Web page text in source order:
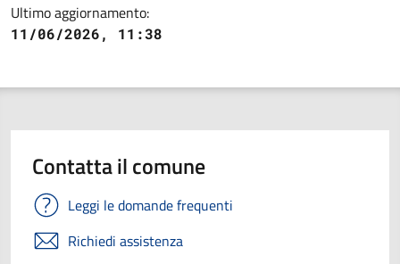
Ultimo aggiornamento:
11/06/2026, 11:38
Contatta il comune
Leggi le domande frequenti
Richiedi assistenza